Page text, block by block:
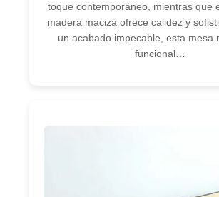
toque contemporáneo, mientras que
madera maciza ofrece calidez y
un acabado impecable, esta mesa
funcional…